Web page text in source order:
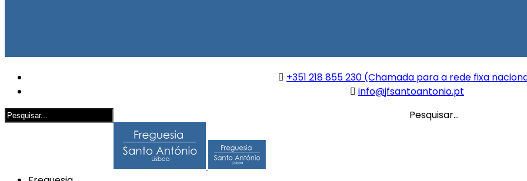
+351 218 855 230 (Chamada para a rede fixa
info@jfsantoantonio.pt
Pesquisar...